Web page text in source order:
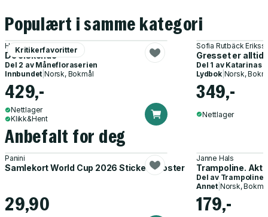
Populært i samme kategori
Kritikerfavoritter
Hanne Kristin Rohde
De elskende
Del 2 av Månefloraserien
Innbundet |Norsk, Bokmål
429,-
Nettlager
Klikk&Hent
Sofia Rutbäck
Gresset er alltid
Del 1 av Katarinas
Lydbok| Norsk,
349,-
Nettlager
Anbefalt for deg
Panini
Samlekort World Cup 2026 Sticker Booster
29,90
Janne Hals
Trampoline.
Del av Trampoline
Annet| Norsk,
179,-